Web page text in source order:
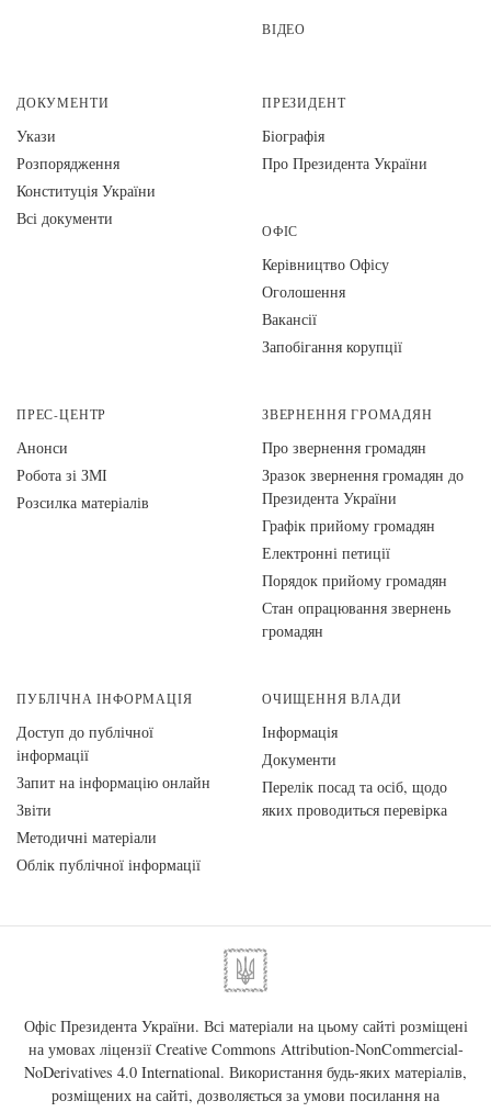
ВІДЕО
ДОКУМЕНТИ
Укази
Розпорядження
Конституція України
Всі документи
ПРЕЗИДЕНТ
Біографія
Про Президента України
ОФІС
Керівництво Офісу
Оголошення
Вакансії
Запобігання корупції
ПРЕС-ЦЕНТР
Анонси
Робота зі ЗМІ
Розсилка матеріалів
ЗВЕРНЕННЯ ГРОМАДЯН
Про звернення громадян
Зразок звернення громадян до
Президента України
Графік прийому громадян
Електронні петиції
Порядок прийому громадян
Стан опрацювання звернень
громадян
ПУБЛІЧНА ІНФОРМАЦІЯ
Доступ до публічної
інформації
Запит на інформацію онлайн
Звіти
Методичні матеріали
Облік публічної інформації
ОЧИЩЕННЯ ВЛАДИ
Інформація
Документи
Перелік посад та осіб, щодо
яких проводиться перевірка
Офіс Президента України. Всі матеріали на цьому сайті розміщені
на умовах ліцензії Creative Commons Attribution-NonCommercial-
NoDerivatives 4.0 International. Використання будь-яких матеріалів,
розміщених на сайті, дозволяється за умови посилання на